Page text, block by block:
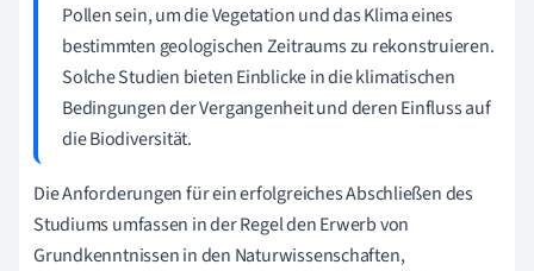
Pollen sein, um die Vegetation und das Klima eines
bestimmten geologischen Zeitraums zu rekonstruieren.
Solche Studien bieten Einblicke in die klimatischen
Bedingungen der Vergangenheit und deren Einfluss auf
die Biodiversität.
Die Anforderungen für ein erfolgreiches Abschließen des
Studiums umfassen in der Regel den Erwerb von
Grundkenntnissen in den Naturwissenschaften,